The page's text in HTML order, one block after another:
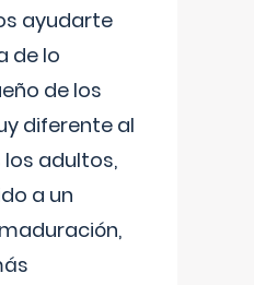
ayudarte
de lo
de los
diferente al
adultos,
a un